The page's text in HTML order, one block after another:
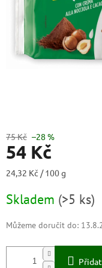
75 Kč –28 %
54 Kč
Měrná
24,32 Kč / 100 g
Skladem (>5 ks)
Můžeme doručit do: